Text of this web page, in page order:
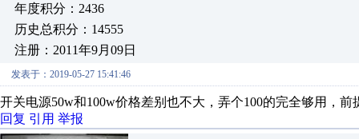
年度积分：2436
历史总积分：14555
注册：2011年9月09日
发表于：2019-05-27 15:41:46
开关电源50w和100w价格差别也不大，弄个100的完全够用，前
回复 引用 举报